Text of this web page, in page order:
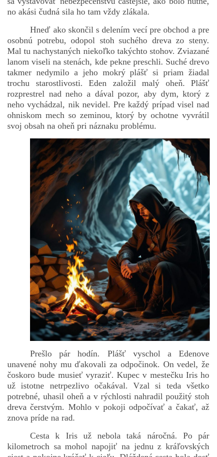
no akási čudná sila ho tam vždy zlákala.
Hneď ako skončil s delením vecí pre obchod a pre
osobnú potrebu, odopol stoh suchého dreva zo steny.
Mal tu nachystaných niekoľko takýchto stohov. Zviazané
lanom viseli na stenách, kde pekne preschli. Suché drevo
takmer nedymilo a jeho mokrý plášť si priam žiadal
trochu starostlivosti. Eden založil malý oheň. Plášť
rozprestrel nad neho a dával pozor, aby dym, ktorý z
neho vychádzal, nik nevidel. Pre každý prípad visel nad
ohniskom mech so zeminou, ktorý by ochotne vyvrátil
svoj obsah na oheň pri náznaku problému.
Prešlo pár hodín. Plášť vyschol a Edenove
unavené nohy mu ďakovali za odpočinok. On vedel, že
čoskoro bude musieť vyraziť. Kupec v mestečku Iris ho
už istotne netrpezlivo očakával. Vzal si teda všetko
potrebné, uhasil oheň a v rýchlosti nahradil použitý stoh
dreva čerstvým. Mohlo v pokoji odpočívať a čakať, až
znova príde na rad.
Cesta k Iris už nebola taká náročná. Po pár
kilometroch sa mohol napojiť na jednu z kráľovských